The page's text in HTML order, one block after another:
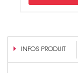
INFOS PRODUIT